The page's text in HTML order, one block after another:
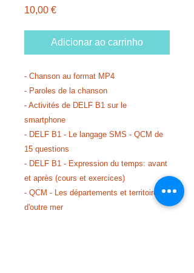
10,00 €Preço
Adicionar ao carrinho
- Chanson au format MP4
- Paroles de la chanson
- Activités de DELF B1 sur le
smartphone
- DELF B1 - Le langage SMS - QCM de
15 questions
- DELF B1 - Expression du temps: avant
et après (cours et exercices)
- QCM - Les départements et territoires
d'outre mer